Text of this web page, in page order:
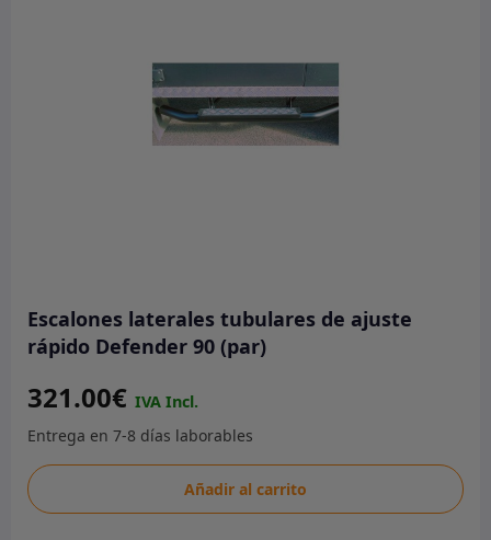
Escalones laterales tubulares de ajuste
rápido Defender 90 (par)
321.00€
Escalones
laterales
Añadir al carrito